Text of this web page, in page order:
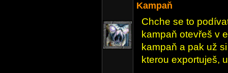
Kampaň
Chche se to
kampaň otevřeš v
kampaň a pak už
kterou exportuješ,